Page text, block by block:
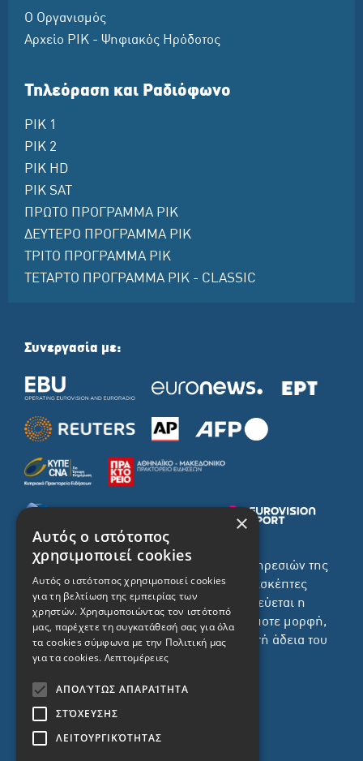
Ο Οργανισμός
Αρχείο ΡΙΚ - Ψηφιακός Ηρόδοτος
Τηλεόραση και Ραδιόφωνο
ΡΙΚ 1
ΡΙΚ 2
ΡΙΚ HD
ΡΙΚ SAT
ΠΡΩΤΟ ΠΡΟΓΡΑΜΜΑ ΡΙΚ
ΔΕΥΤΕΡΟ ΠΡΟΓΡΑΜΜΑ ΡΙΚ
ΤΡΙΤΟ ΠΡΟΓΡΑΜΜΑ ΡΙΚ
ΤΕΤΑΡΤΟ ΠΡΟΓΡΑΜΜΑ ΡΙΚ - CLASSIC
Συνεργασία με:
Το σύνολο του περιεχομένου και των υπηρεσιών της
ιστοσελίδας του ΡΙΚ διατίθεται στους επισκέπτες
αυστηρά για προσωπική χρήση. Απαγορεύεται η
χρήση ή επανεκπομπή του, σε οποιοδήποτε μορφή,
με ή χωρίς επεξεργασία και χωρίς γραπτή άδεια του
ΡΙΚ.
×
Αυτός ο ιστότοπος
χρησιμοποιεί cookies
Αυτός ο ιστότοπος χρησιμοποιεί cookies
για τη βελτίωση της εμπειρίας των
χρηστών. Χρησιμοποιώντας τον ιστότοπό
μας, παρέχετε τη συγκατάθεσή σας για όλα
τα cookies σύμφωνα με την Πολιτική μας
για τα cookies. Λεπτομέρειες
ΑΠΟΛΎΤΩΣ ΑΠΑΡΑΊΤΗΤΑ
ΣΤΌΧΕΥΣΗΣ
ΛΕΙΤΟΥΡΓΙΚΌΤΗΤΑΣ